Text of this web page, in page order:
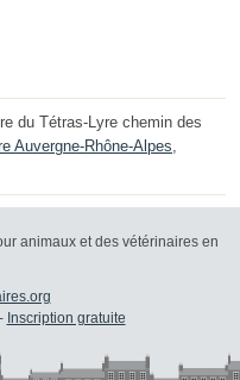
du Tétras-Lyre chemin des
Auvergne-Rhône-Alpes,
animaux et des vétérinaires en
Inscription gratuite